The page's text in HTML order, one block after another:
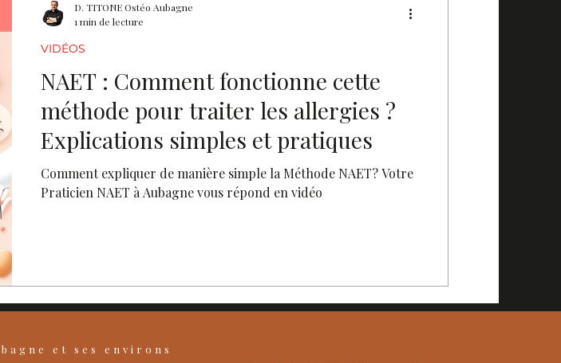
NAET : Comment fonctionne cette
méthode pour traiter les allergies ?
Explications simples et pratiques
Comment expliquer de manière simple la Méthode NAET? Votre
Praticien NAET à Aubagne vous répond en vidéo
VIDÉOS
D. TITONE Ostéo Aubagne
1 min de lecture
et ses environs